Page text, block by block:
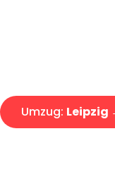
Umzug: Leipzig